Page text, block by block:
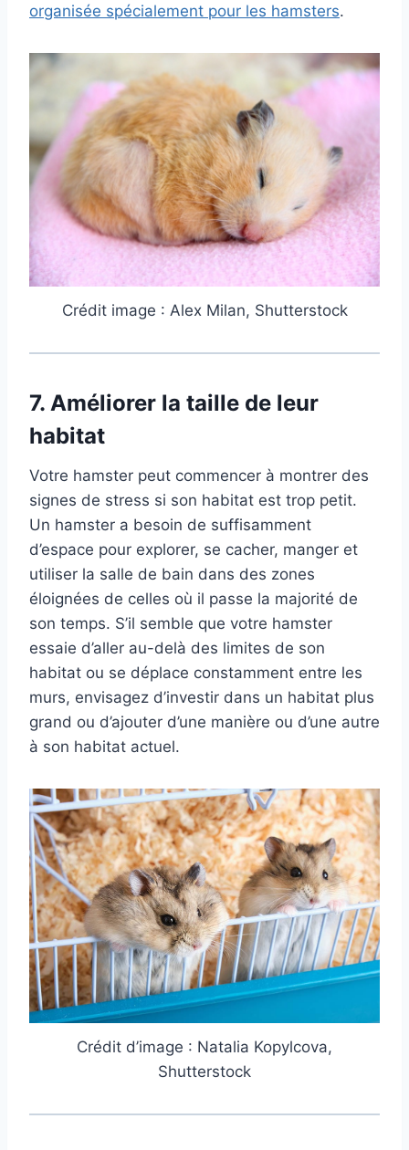
organisée spécialement pour les hamsters.
Crédit image : Alex Milan, Shutterstock
7. Améliorer la taille de leur
habitat
Votre hamster peut commencer à montrer des
signes de stress si son habitat est trop petit.
Un hamster a besoin de suffisamment
d’espace pour explorer, se cacher, manger et
utiliser la salle de bain dans des zones
éloignées de celles où il passe la majorité de
son temps. S’il semble que votre hamster
essaie d’aller au-delà des limites de son
habitat ou se déplace constamment entre les
murs, envisagez d’investir dans un habitat plus
grand ou d’ajouter d’une manière ou d’une autre
à son habitat actuel.
Crédit d’image : Natalia Kopylcova,
Shutterstock